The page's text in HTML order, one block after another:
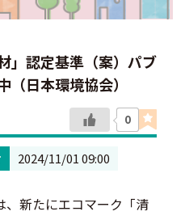
」認定基準（案）パブ
（日本環境協会）
0
2024/11/01 09:00
、新たにエコマーク「清